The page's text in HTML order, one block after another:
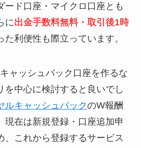
ード口座・マイクロ口座とも
に出金手数料無料・取引後1時
た利便性も際立っています。
ャッシュバック口座を作るな
を中心に検討すると良いでし
ルキャッシュバックのW報酬
現在は新規登録・口座追加申
、これから登録するサービス